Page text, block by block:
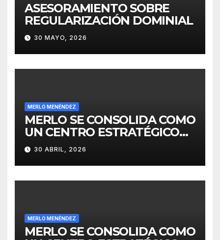
ASESORAMIENTO SOBRE
REGULARIZACIÓN DOMINIAL
30 MAYO, 2026
MERLO MENÉNDEZ
MERLO SE CONSOLIDA COMO
UN CENTRO ESTRATÉGICO
PARA EL DESARROLLO DE
INVERSIONES
30 ABRIL, 2026
MERLO MENÉNDEZ
MERLO SE CONSOLIDA COMO